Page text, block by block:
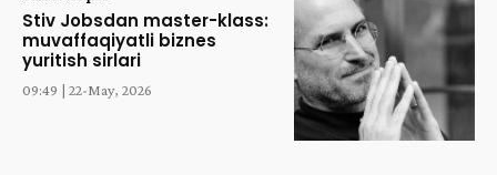
Stiv Jobsdan master-klass:
muvaffaqiyatli biznes
yuritish sirlari
09:49 | 22-May, 2026